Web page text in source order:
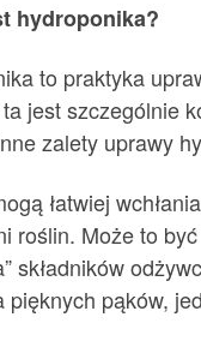
hydroponika?
to praktyka
jest szczególnie
zalety uprawy
łatwiej
roślin. Może to
składników
pięknych pąków,